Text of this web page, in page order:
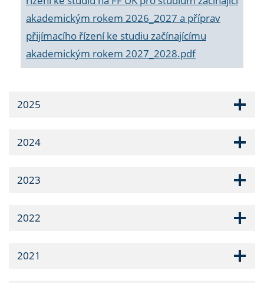
akademickým rokem 2026_2027 a příprav
přijímacího řízení ke studiu začínajícímu
akademickým rokem 2027_2028.pdf
2025
2024
2023
2022
2021